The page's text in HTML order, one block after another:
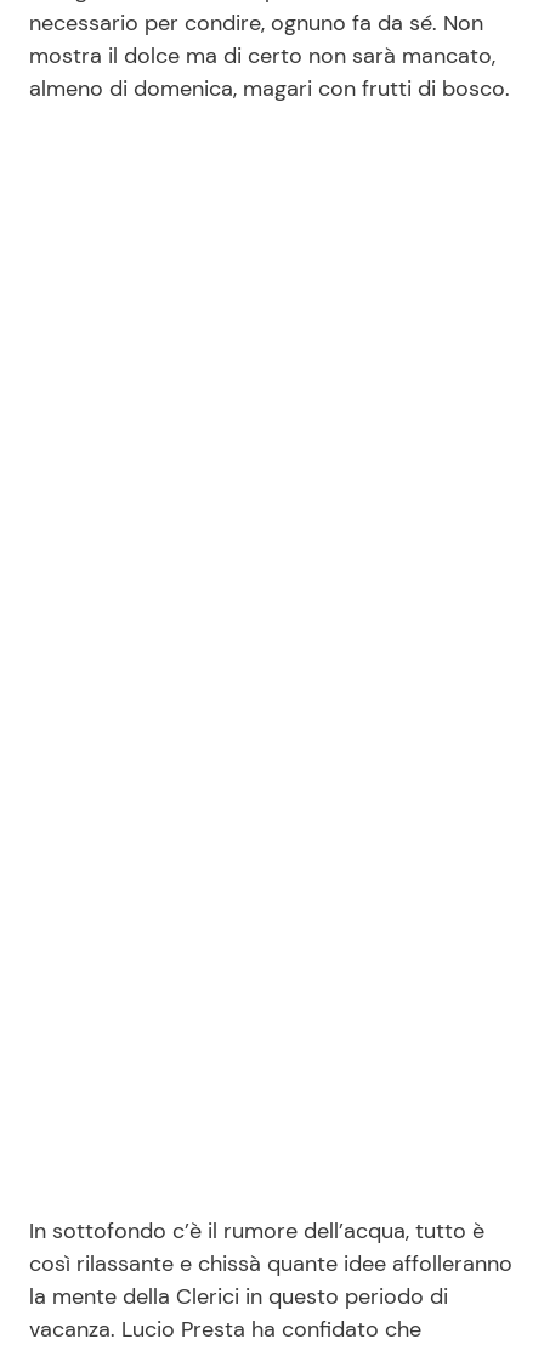
necessario per condire, ognuno fa da sé. Non
mostra il dolce ma di certo non sarà mancato,
almeno di domenica, magari con frutti di bosco.
In sottofondo c’è il rumore dell’acqua, tutto è
così rilassante e chissà quante idee affolleranno
la mente della Clerici in questo periodo di
vacanza. Lucio Presta ha confidato che